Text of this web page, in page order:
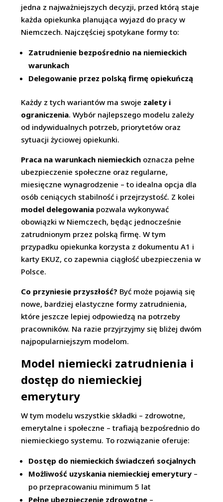
jedna z najważniejszych decyzji, przed którą staje
każda opiekunka planująca wyjazd do pracy w
Niemczech. Najczęściej spotykane formy to:
Zatrudnienie bezpośrednio na niemieckich
warunkach
Delegowanie przez polską firmę opiekuńczą
Każdy z tych wariantów ma swoje zalety i
ograniczenia. Wybór najlepszego modelu zależy
od indywidualnych potrzeb, priorytetów oraz
sytuacji życiowej opiekunki.
Praca na warunkach niemieckich oznacza pełne
ubezpieczenie społeczne oraz regularne,
miesięczne wynagrodzenie – to idealna opcja dla
osób ceniących stabilność i przejrzystość. Z kolei
model delegowania pozwala wykonywać
obowiązki w Niemczech, będąc jednocześnie
zatrudnionym przez polską firmę. W tym
przypadku opiekunka korzysta z dokumentu A1 i
karty EKUZ, co zapewnia ciągłość ubezpieczenia w
Polsce.
Co przyniesie przyszłość? Być może pojawią się
nowe, bardziej elastyczne formy zatrudnienia,
które jeszcze lepiej odpowiedzą na potrzeby
pracowników. Na razie przyjrzyjmy się bliżej dwóm
najpopularniejszym modelom.
Model niemiecki zatrudnienia i
dostęp do niemieckiej
emerytury
W tym modelu wszystkie składki – zdrowotne,
emerytalne i społeczne – trafiają bezpośrednio do
niemieckiego systemu. To rozwiązanie oferuje:
Dostęp do niemieckich świadczeń socjalnych
Możliwość uzyskania niemieckiej emerytury –
po przepracowaniu minimum 5 lat
Pełne ubezpieczenie zdrowotne –